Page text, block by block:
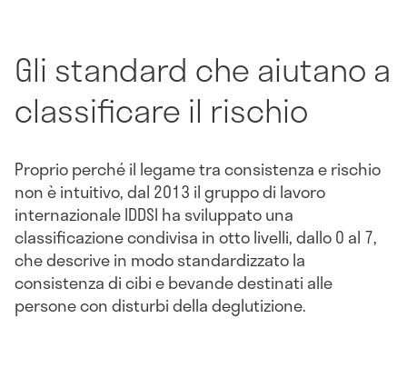
Gli standard che aiutano a
classificare il rischio
Proprio perché il legame tra consistenza e rischio
non è intuitivo, dal 2013 il gruppo di lavoro
internazionale IDDSI ha sviluppato una
classificazione condivisa in otto livelli, dallo 0 al 7,
che descrive in modo standardizzato la
consistenza di cibi e bevande destinati alle
persone con disturbi della deglutizione.